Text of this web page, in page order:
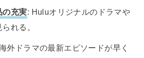
の充実: Huluオリジナルのドラマや
れる。
外ドラマの最新エピソードが早く